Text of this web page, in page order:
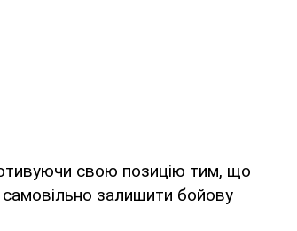
свою позицію тим, що
залишити бойову